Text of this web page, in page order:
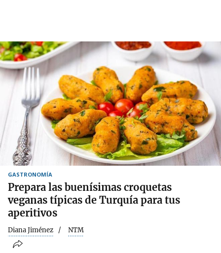
GASTRONOMÍA
Prepara las buenísimas croquetas
veganas típicas de Turquía para tus
aperitivos
Diana Jiménez NTM